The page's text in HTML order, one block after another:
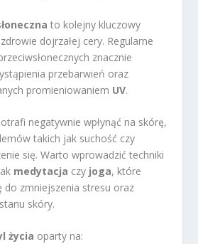
to kolejny kluczowy
dojrzałej cery. Regularne
znacznie
przebarwień oraz
promieniowaniem UV.
negatywnie wpłynąć na skórę,
takich jak suchość czy
się. Warto wprowadzić techniki
medytacja czy joga, które
do zmniejszenia stresu oraz
skóry.
życia oparty na: